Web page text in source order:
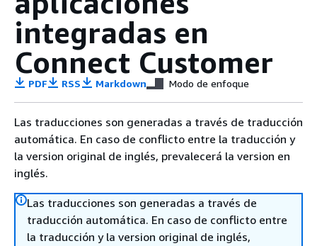
integradas en
Connect Customer
PDF RSS Markdown Modo de enfoque
Las traducciones son generadas a través de traducción
automática. En caso de conflicto entre la traducción y
la version original de inglés, prevalecerá la version en
inglés.
Las traducciones son generadas a través de
traducción automática. En caso de conflicto entre
la traducción y la version original de inglés,